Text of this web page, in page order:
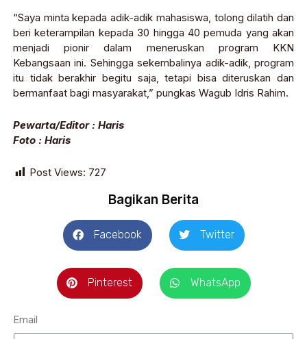
“Saya minta kepada adik-adik mahasiswa, tolong dilatih dan
beri keterampilan kepada 30 hingga 40 pemuda yang akan
menjadi pionir dalam meneruskan program KKN
Kebangsaan ini. Sehingga sekembalinya adik-adik, program
itu tidak berakhir begitu saja, tetapi bisa diteruskan dan
bermanfaat bagi masyarakat,” pungkas Wagub Idris Rahim.
Pewarta/Editor : Haris
Foto : Haris
Post Views: 727
Bagikan Berita
Facebook Twitter
Pinterest WhatsApp
Email